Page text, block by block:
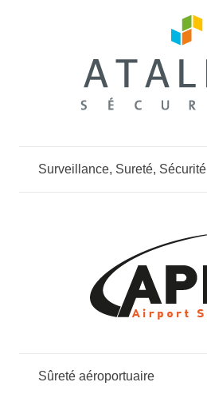
Surveillance, Sureté, Sécurité
Sûreté aéroportuaire